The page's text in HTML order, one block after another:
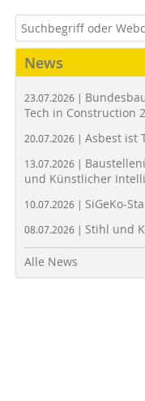
News
23.07.2026 |
Tech in Construction
20.07.2026 | Asbest ist
13.07.2026 |
und Künstlicher
10.07.2026 | SiGeKo-
08.07.2026 | Stihl und
Alle News